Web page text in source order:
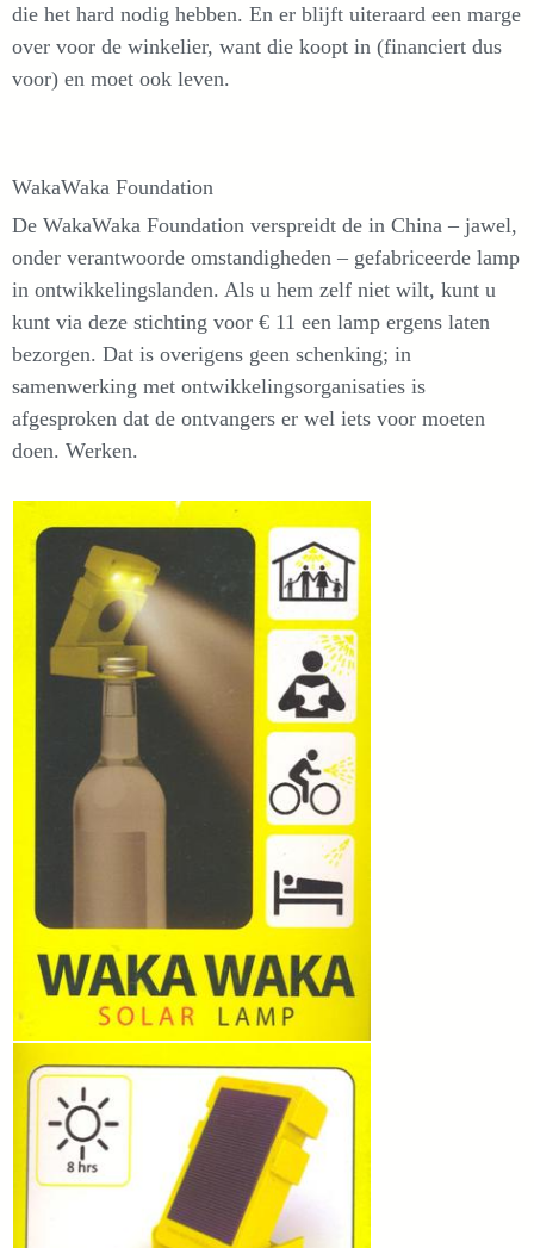
die het hard nodig hebben. En er blijft uiteraard een marge
over voor de winkelier, want die koopt in (financiert dus
voor) en moet ook leven.
WakaWaka Foundation
De WakaWaka Foundation verspreidt de in China – jawel,
onder verantwoorde omstandigheden – gefabriceerde lamp
in ontwikkelingslanden. Als u hem zelf niet wilt, kunt u
kunt via deze stichting voor € 11 een lamp ergens laten
bezorgen. Dat is overigens geen schenking; in
samenwerking met ontwikkelingsorganisaties is
afgesproken dat de ontvangers er wel iets voor moeten
doen. Werken.